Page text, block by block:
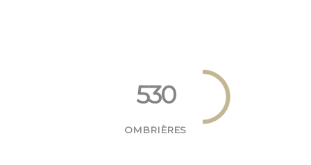
530
OMBRIÈRES